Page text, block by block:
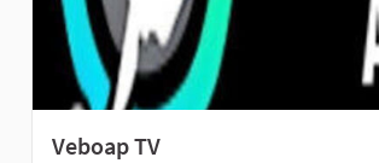
Veboap TV